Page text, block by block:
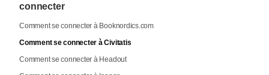
connecter
Comment se connecter à Booknordics.com
Comment se connecter à Civitatis
Comment se connecter à Headout